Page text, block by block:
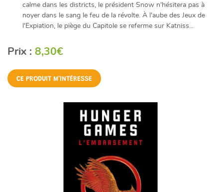
calme dans les districts, le président Snow n'hésitera pas à
noyer dans le sang le feu de la révolte. À l'aube des Jeux de
l'Expiation, le piège du Capitole se referme sur Katniss...
Prix : 8,30€
CE PRODUIT M'INTÉRESSE